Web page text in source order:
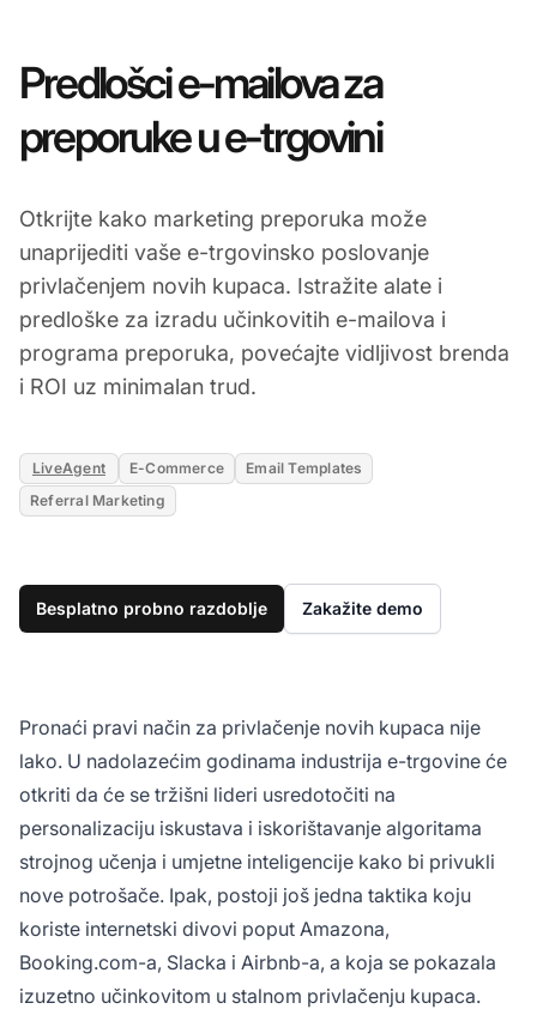
Predlošci e-mailova za
preporuke u e-trgovini
Otkrijte kako marketing preporuka može
unaprijediti vaše e-trgovinsko poslovanje
privlačenjem novih kupaca. Istražite alate i
predloške za izradu učinkovitih e-mailova i
programa preporuka, povećajte vidljivost brenda
i ROI uz minimalan trud.
LiveAgent E-Commerce
Email Templates
Referral Marketing
Besplatno probno razdoblje Zakažite demo
Pronaći pravi način za privlačenje novih kupaca nije
lako. U nadolazećim godinama industrija e-trgovine će
otkriti da će se tržišni lideri usredotočiti na
personalizaciju iskustava i iskorištavanje algoritama
strojnog učenja i umjetne inteligencije kako bi privukli
nove potrošače. Ipak, postoji još jedna taktika koju
koriste internetski divovi poput Amazona,
Booking.com-a, Slacka i Airbnb-a, a koja se pokazala
izuzetno učinkovitom u stalnom privlačenju kupaca.